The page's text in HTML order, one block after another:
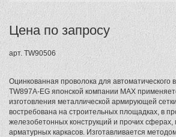
Цена по запросу
арт. TW90506
Оцинкованная проволока для автоматического
TW897A-EG японской компании MAX
изготовления металлической армирующей
востребована на строительных площадках, в
железобетонных конструкций и прочих сферах,
арматурных каркасов. Изготавливается